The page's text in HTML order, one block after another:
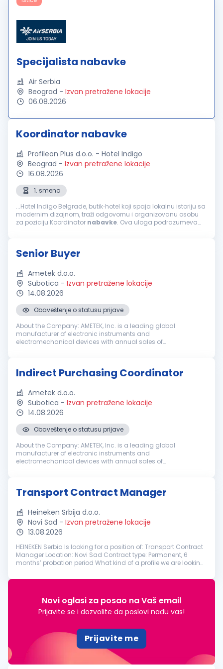
Specijalista nabavke
Air Serbia
Beograd - Izvan pretražene lokacije
06.08.2026
Koordinator nabavke
Profileon Plus d.o.o. - Hotel Indigo
Beograd - Izvan pretražene lokacije
16.08.2026
1. smena
...Hotel Indigo Belgrade, butik‑hotel koji spaja lokalnu istoriju sa
modernim dizajnom, traži odgovornu i organizovanu osobu
za poziciju Koordinator nabavke. Ova uloga podrazumeva
Senior Buyer
Ametek d.o.o.
Subotica - Izvan pretražene lokacije
14.08.2026
Obaveštenje o statusu prijave
About the Company: AMETEK, Inc. is a leading global
manufacturer of electronic instruments and
electromechanical devices with annual sales of
Indirect Purchasing Coordinator
Ametek d.o.o.
Subotica - Izvan pretražene lokacije
14.08.2026
Obaveštenje o statusu prijave
About the Company: AMETEK, Inc. is a leading global
manufacturer of electronic instruments and
electromechanical devices with annual sales of
Transport Contract Manager
Heineken Srbija d.o.o.
Novi Sad - Izvan pretražene lokacije
13.08.2026
HEINEKEN Serbia Is looking for a position of: Transport Contract
Manager Location: Novi Sad Contract type: Permanent, 6
months’ probation period What kind of a profile we are looking
br...
Novi oglasi za posao na Vaš email
Prijavite se i dozvolite da poslovi nađu vas!
Prijavite me